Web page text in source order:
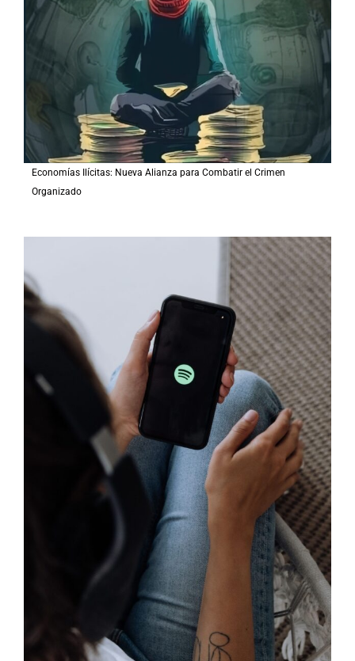
Economías Ilícitas: Nueva Alianza para Combatir el Crimen
Organizado